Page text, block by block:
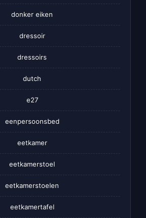
donker eiken
dressoir
dressoirs
dutch
e27
eenpersoonsbed
eetkamer
eetkamerstoel
eetkamerstoelen
eetkamertafel